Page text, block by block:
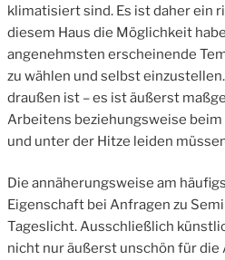
klimatisiert sind. Es ist daher ein
diesem Haus die Möglichkeit
angenehmsten erscheinende
zu wählen und selbst
draußen ist – es ist äußerst
Arbeitens beziehungsweise
und unter der Hitze leiden
Die annäherungsweise am
Eigenschaft bei Anfragen zu
Tageslicht. Ausschließlich
nicht nur äußerst unschön für die